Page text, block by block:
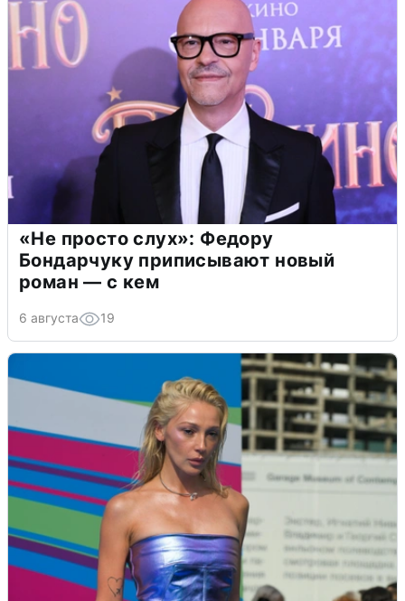
«Не просто слух»: Федору
Бондарчуку приписывают новый
роман — с кем
6 августа 19